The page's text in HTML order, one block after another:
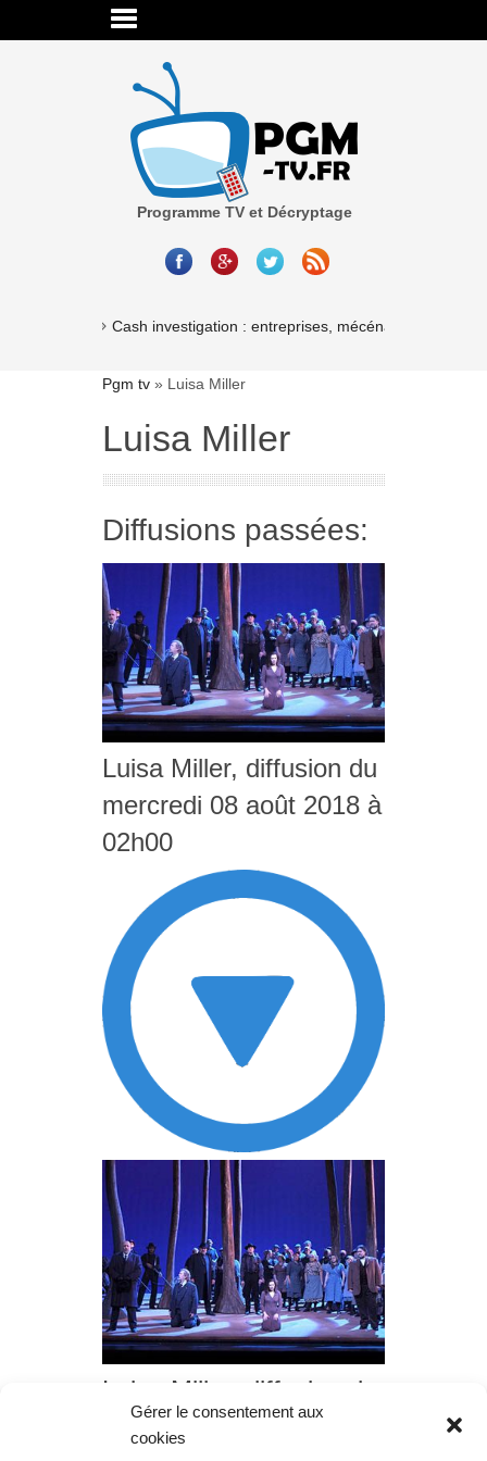
Gérer le consentement aux
cookies
Programme TV et Décryptage
Cash investigation : entreprises, mécénat,
Pgm tv » Luisa Miller
Luisa Miller
Diffusions passées:
Luisa Miller, diffusion du
mercredi 08 août 2018 à
02h00
Luisa Miller, diffusion du
vendredi 04 août 2017 à